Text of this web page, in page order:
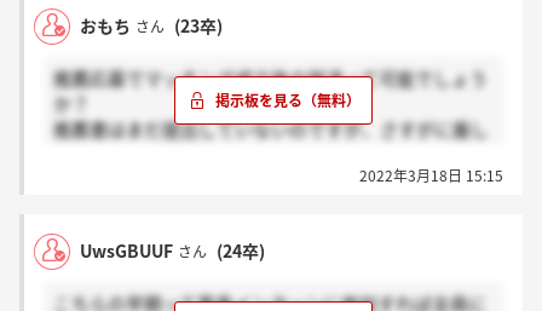
おもち さん (23卒)
推薦応募でマッチング成立後の辞退って可能でしょう
か？
推薦書はまだ提出していないのですが、さすがに厳し
2022年3月18日 15:15
UwsGBUUF さん (24卒)
こちらの早期って夏季インターンに参加すれば全員に